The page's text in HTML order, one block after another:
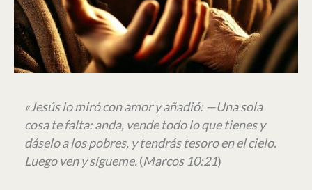
«Jesús lo miró con amor y añadió: —Una sola
cosa te falta: anda, vende todo lo que tienes y
dáselo a los pobres, y tendrás tesoro en el cielo.
Luego ven y sígueme.(Marcos 10:21)